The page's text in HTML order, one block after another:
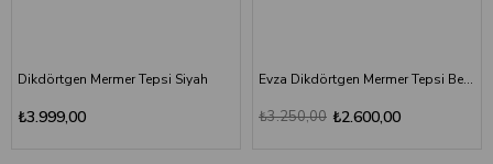
Dikdörtgen Mermer Tepsi Siyah
₺3.999,00
Evza Dikdörtgen Mermer Tepsi Beyaz Bronz
₺2.600,00
₺3.250,00